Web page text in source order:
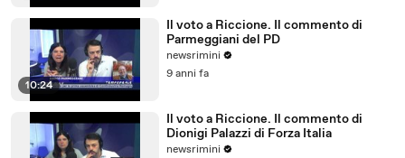
10:24
Il voto a Riccione. Il commento di
Parmeggiani del PD
newsrimini
9 anni fa
Il voto a Riccione. Il commento di
Dionigi Palazzi di Forza Italia
newsrimini